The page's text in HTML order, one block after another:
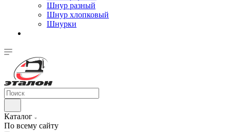
Шнур разный
Шнур хлопковый
Шнурки
Каталог
По всему сайту